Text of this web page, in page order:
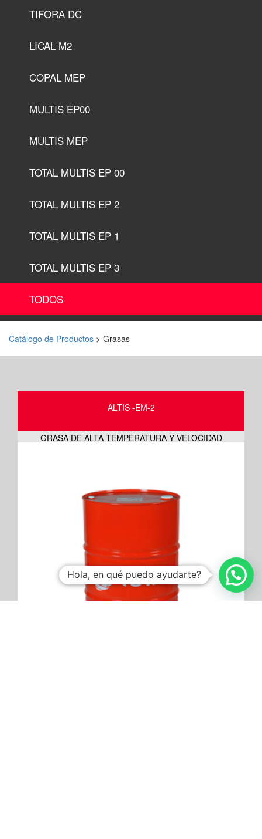
TIFORA DC
LICAL M2
COPAL MEP
MULTIS EP00
MULTIS MEP
TOTAL MULTIS EP 00
TOTAL MULTIS EP 2
TOTAL MULTIS EP 1
TOTAL MULTIS EP 3
TODOS
Catálogo de Productos > Grasas
ALTIS -EM-2
GRASA DE ALTA TEMPERATURA Y VELOCIDAD
Hola, en qué puedo ayudarte?